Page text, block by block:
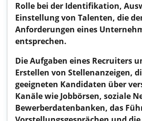
Rolle bei der Identifikation,
Einstellung von Talenten, die
Anforderungen eines
entsprechen.
Die Aufgaben eines Recruiters
Erstellen von Stellenanzeigen,
geeigneten Kandidaten über
Kanäle wie Jobbörsen, soziale
Bewerberdatenbanken, das